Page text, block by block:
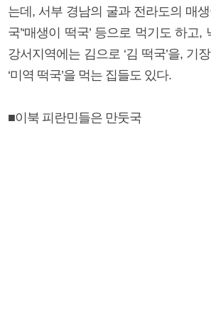
는데, 서부 경남의 굴과 전라도의 매
국’‘매생이 떡국’ 등으로 먹기도 하고
강서지역에는 김으로 ‘김 떡국’을, 기
‘미역 떡국’을 먹는 집들도 있다.
■이북 피란민들은 만둣국